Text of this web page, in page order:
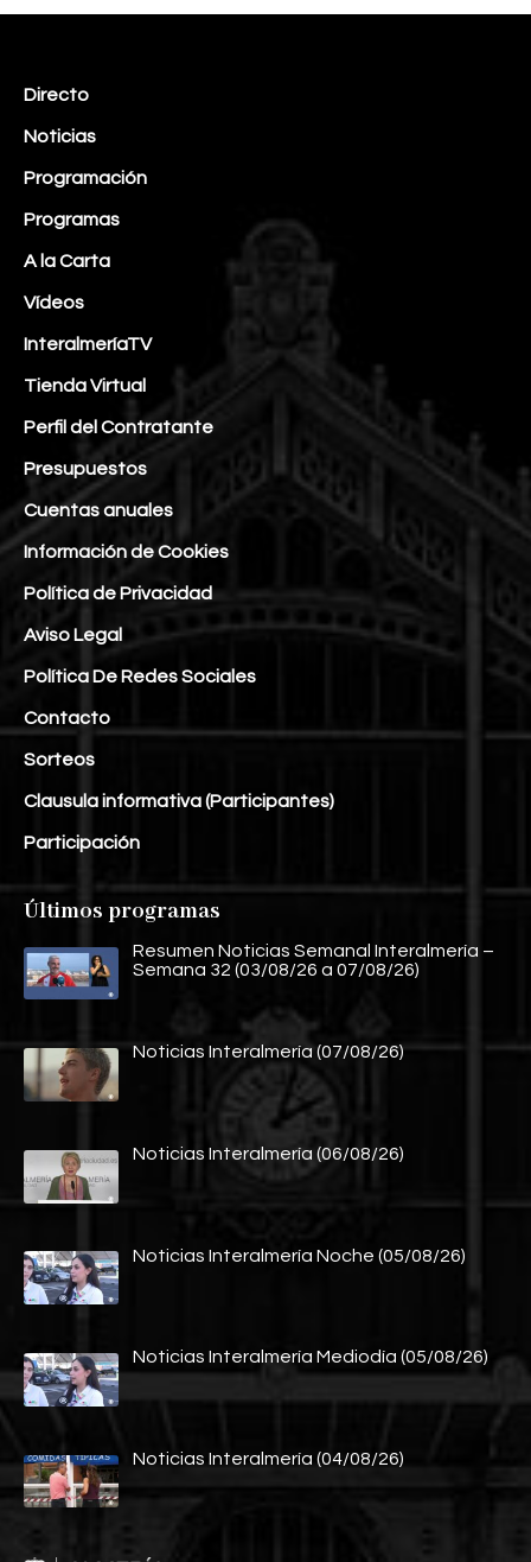
Directo
Noticias
Programación
Programas
A la Carta
Vídeos
InteralmeríaTV
Tienda Virtual
Perfil del Contratante
Presupuestos
Cuentas anuales
Información de Cookies
Política de Privacidad
Aviso Legal
Política De Redes Sociales
Contacto
Sorteos
Clausula informativa (Participantes)
Participación
Últimos programas
Resumen Noticias Semanal Interalmería –
Semana 32 (03/08/26 a 07/08/26)
Noticias Interalmería (07/08/26)
Noticias Interalmería (06/08/26)
Noticias Interalmería Noche (05/08/26)
Noticias Interalmería Mediodía (05/08/26)
Noticias Interalmería (04/08/26)